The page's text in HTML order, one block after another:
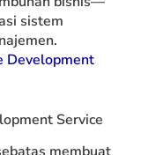
sistem
Development
Service